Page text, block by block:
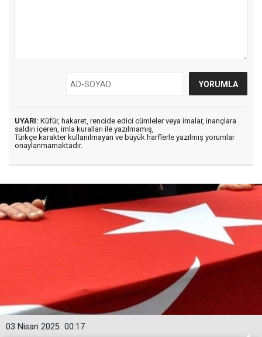
UYARI: Küfür, hakaret, rencide edici cümleler veya imalar, inançlara
saldırı içeren, imla kuralları ile yazılmamış,
Türkçe karakter kullanılmayan ve büyük harflerle yazılmış yorumlar
onaylanmamaktadır.
00:17
03 Nisan 2025